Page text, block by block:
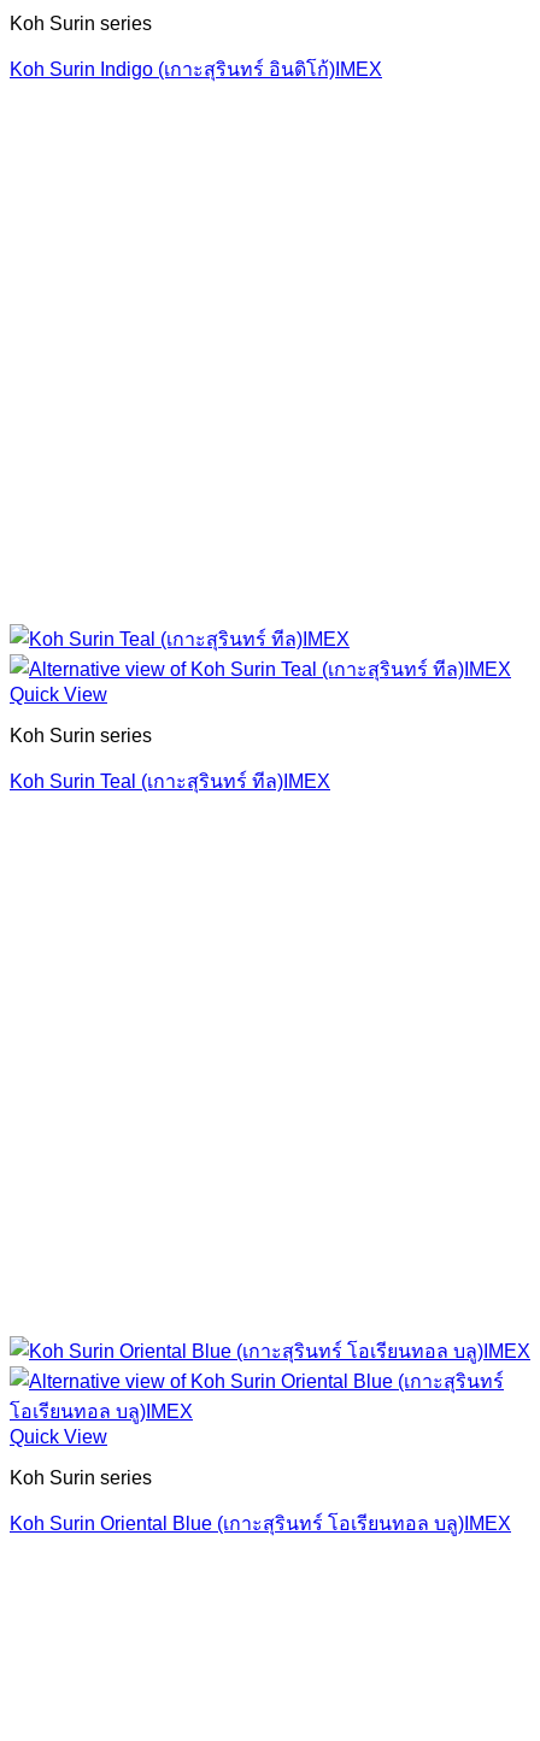
Koh Surin series
Koh Surin Indigo (เกาะสุรินทร์ อินดิโก้)IMEX
Quick View
Koh Surin series
Koh Surin Teal (เกาะสุรินทร์ ทีล)IMEX
Quick View
Koh Surin series
Koh Surin Oriental Blue (เกาะสุรินทร์ โอเรียนทอล บลู)IMEX